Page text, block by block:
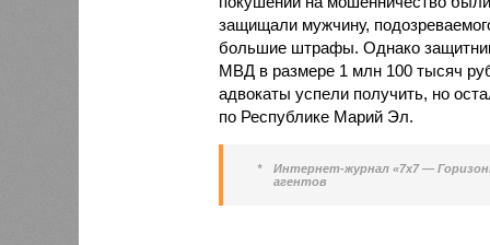
защищали мужчину,
большие штрафы. Однако
МВД в размере 1 млн 100 тысяч
адвокаты успели получить, но
по Республике Марий Эл.
*
Интернет-журнал «7х7 —
агентов